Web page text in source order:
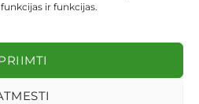
ir funkcijas.
PRIVATUMO POLITIKA
2026 ©dekosodas.lt